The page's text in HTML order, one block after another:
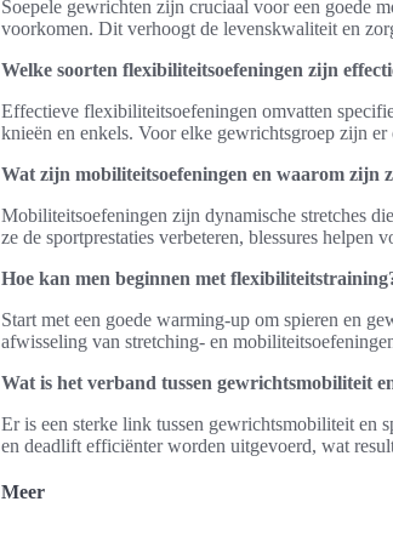
Soepele gewrichten zijn cruciaal voor een goede
voorkomen. Dit verhoogt de levenskwaliteit en
Welke soorten flexibiliteitsoefeningen zijn
Effectieve flexibiliteitsoefeningen omvatten
knieën en enkels. Voor elke gewrichtsgroep zijn
Wat zijn mobiliteitsoefeningen en waarom zijn
Mobiliteitsoefeningen zijn dynamische stretches
ze de sportprestaties verbeteren, blessures
Hoe kan men beginnen met
Start met een goede warming-up om spieren en
afwisseling van stretching- en
Wat is het verband tussen gewrichtsmobiliteit
Er is een sterke link tussen gewrichtsmobiliteit en
en deadlift efficiënter worden uitgevoerd, wat
Meer